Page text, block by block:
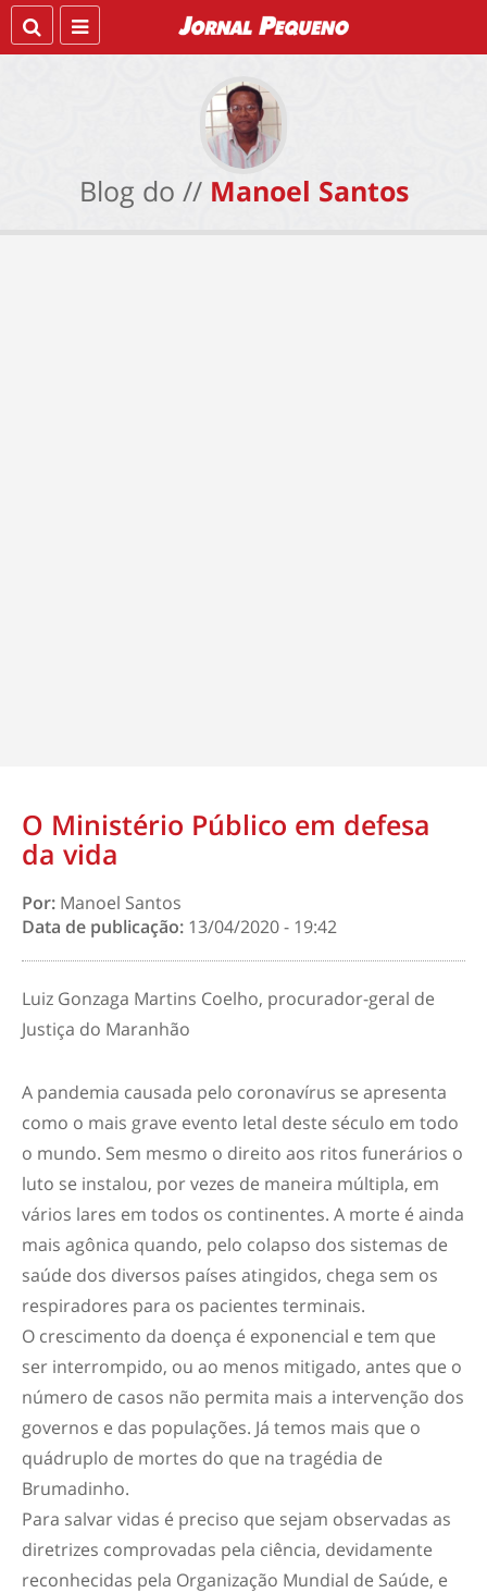
Blog do // Manoel Santos
O Ministério Público em defesa
da vida
Por: Manoel Santos
Data de publicação: 13/04/2020 - 19:42
Luiz Gonzaga Martins Coelho, procurador-geral de
Justiça do Maranhão
A pandemia causada pelo coronavírus se apresenta
como o mais grave evento letal deste século em todo
o mundo. Sem mesmo o direito aos ritos funerários o
luto se instalou, por vezes de maneira múltipla, em
vários lares em todos os continentes. A morte é ainda
mais agônica quando, pelo colapso dos sistemas de
saúde dos diversos países atingidos, chega sem os
respiradores para os pacientes terminais.
O crescimento da doença é exponencial e tem que
ser interrompido, ou ao menos mitigado, antes que o
número de casos não permita mais a intervenção dos
governos e das populações. Já temos mais que o
quádruplo de mortes do que na tragédia de
Brumadinho.
Para salvar vidas é preciso que sejam observadas as
diretrizes comprovadas pela ciência, devidamente
reconhecidas pela Organização Mundial de Saúde, e